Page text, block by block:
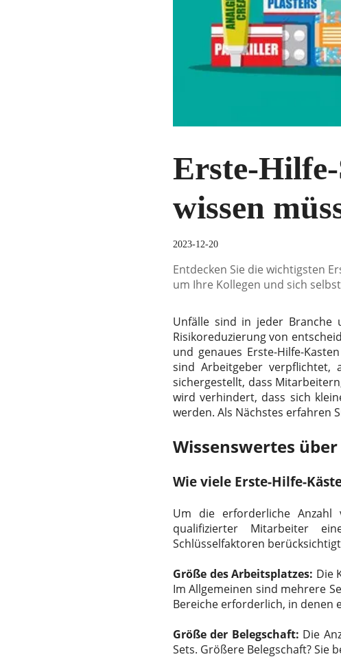
Erste-
wissen
2023-12-20
Entdecken Sie die wichtigsten
um Ihre Kollegen und sich
Unfälle sind in jeder Branche
Risikoreduzierung von
und genaues Erste-Hilfe-Kasten
sind Arbeitgeber verpflichtet,
sichergestellt, dass
wird verhindert, dass sich
werden. Als Nächstes erfahren
Wissenswertes
Wie viele Erste-Hilfe-
Um die erforderliche Anzahl
qualifizierter Mitarbeiter
Schlüsselfaktoren
Größe des Arbeitsplatzes: Die
Im Allgemeinen sind mehrere
Bereiche erforderlich, in denen
Größe der Belegschaft: Die
Sets. Größere Belegschaft? Sie